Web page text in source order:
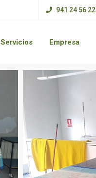
941 24 56 22
Servicios Empresa